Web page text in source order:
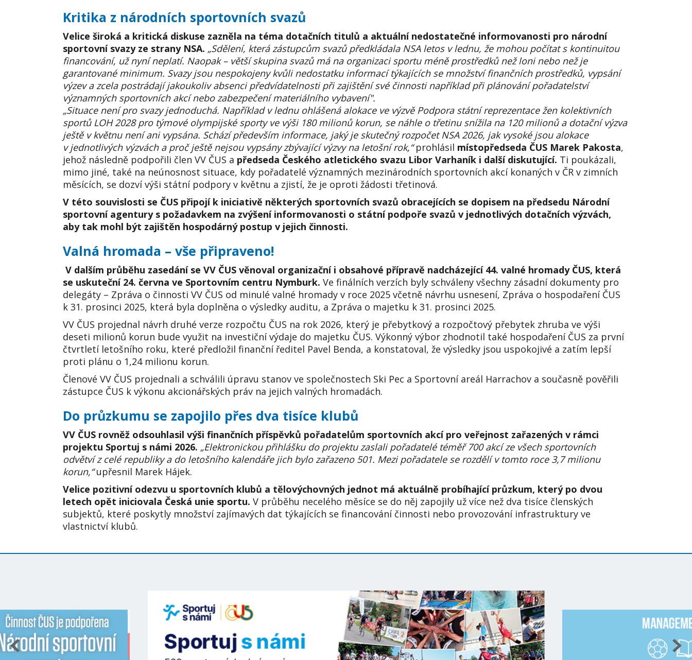
Kritika z národních sportovních svazů
Velice široká a kritická diskuse zazněla na téma dotačních titulů a aktuální nedostatečné informovanosti pro národní
sportovní svazy ze strany NSA. „Sdělení, která zástupcům svazů předkládala NSA letos v lednu, že mohou počítat s kontinuitou
financování, už nyní neplatí. Naopak – větší skupina svazů má na organizaci sportu méně prostředků než loni nebo než je
garantované minimum. Svazy jsou nespokojeny kvůli nedostatku informací týkajících se množství finančních prostředků, vypsání
výzev a zcela postrádají jakoukoliv absenci předvídatelnosti při zajištění své činnosti například při plánování pořadatelství
významných sportovních akcí nebo zabezpečení materiálního vybavení".
„Situace není pro svazy jednoduchá. Například v lednu ohlášená alokace ve výzvě Podpora státní reprezentace žen kolektivních
sportů LOH 2028 pro týmové olympijské sporty ve výši 180 milionů korun, se náhle o třetinu snížila na 120 milionů a dotační výzva
ještě v květnu není ani vypsána. Schází především informace, jaký je skutečný rozpočet NSA 2026, jak vysoké jsou alokace
v jednotlivých výzvách a proč ještě nejsou vypsány zbývající výzvy na letošní rok,“prohlásil místopředseda ČUS Marek Pakosta,
jehož následně podpořili člen VV ČUS a předseda Českého atletického svazu Libor Varhaník i další diskutující. Ti poukázali,
mimo jiné, také na neúnosnost situace, kdy pořadatelé významných mezinárodních sportovních akcí konaných v ČR v zimních
měsících, se dozví výši státní podpory v květnu a zjistí, že je oproti žádosti třetinová.
V této souvislosti se ČUS připojí k iniciativě některých sportovních svazů obracejících se dopisem na předsedu Národní
sportovní agentury s požadavkem na zvýšení informovanosti o státní podpoře svazů v jednotlivých dotačních výzvách,
aby tak mohl být zajištěn hospodárný postup v jejich činnosti.
Valná hromada – vše připraveno!
V dalším průběhu zasedání se VV ČUS věnoval organizační i obsahové přípravě nadcházející 44. valné hromady ČUS, která
se uskuteční 24. června ve Sportovním centru Nymburk. Ve finálních verzích byly schváleny všechny zásadní dokumenty pro
delegáty – Zpráva o činnosti VV ČUS od minulé valné hromady v roce 2025 včetně návrhu usnesení, Zpráva o hospodaření ČUS
k 31. prosinci 2025, která byla doplněna o výsledky auditu, a Zpráva o majetku k 31. prosinci 2025.
VV ČUS projednal návrh druhé verze rozpočtu ČUS na rok 2026, který je přebytkový a rozpočtový přebytek zhruba ve výši
deseti milionů korun bude využit na investiční výdaje do majetku ČUS. Výkonný výbor zhodnotil také hospodaření ČUS za první
čtvrtletí letošního roku, které předložil finanční ředitel Pavel Benda, a konstatoval, že výsledky jsou uspokojivé a zatím lepší
proti plánu o 1,24 milionu korun.
Členové VV ČUS projednali a schválili úpravu stanov ve společnostech Ski Pec a Sportovní areál Harrachov a současně pověřili
zástupce ČUS k výkonu akcionářských práv na jejich valných hromadách.
Do průzkumu se zapojilo přes dva tisíce klubů
VV ČUS rovněž odsouhlasil výši finančních příspěvků pořadatelům sportovních akcí pro veřejnost zařazených v rámci
projektu Sportuj s námi 2026. „Elektronickou přihlášku do projektu zaslali pořadatelé téměř 700 akcí ze všech sportovních
odvětví z celé republiky a do letošního kalendáře jich bylo zařazeno 501. Mezi pořadatele se rozdělí v tomto roce 3,7 milionu
korun,“upřesnil Marek Hájek.
Velice pozitivní odezvu u sportovních klubů a tělovýchovných jednot má aktuálně probíhající průzkum, který po dvou
letech opět iniciovala Česká unie sportu. V průběhu necelého měsíce se do něj zapojily už více než dva tisíce členských
subjektů, které poskytly množství zajímavých dat týkajících se financování činnosti nebo provozování infrastruktury ve
vlastnictví klubů.